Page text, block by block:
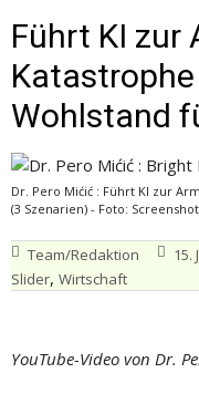
Führt KI zur
Wohlstand
Dr. Pero Mićić : Führt KI zur
(3 Szenarien) - Foto:
Team/Redaktion 15.
Slider, Wirtschaft
YouTube-Video von Dr.